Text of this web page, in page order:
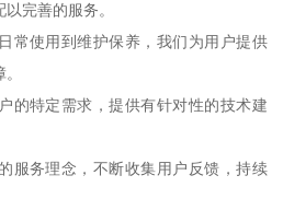
完善的服务。
常使用到维护保养，我们为用户提供
的特定需求，提供有针对性的技术建
服务理念，不断收集用户反馈，持续